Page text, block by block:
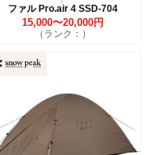
ファル Pro.air 4 SSD-704
15,000〜20,000円
（ランク：）